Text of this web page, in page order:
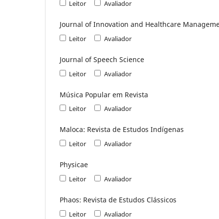
Leitor Avaliador
Journal of Innovation and Healthcare
Leitor Avaliador
Journal of Speech Science
Leitor Avaliador
Música Popular em Revista
Leitor Avaliador
Maloca: Revista de Estudos Indígenas
Leitor Avaliador
Physicae
Leitor Avaliador
Phaos: Revista de Estudos Clássicos
Leitor Avaliador